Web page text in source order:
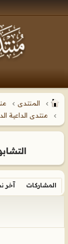
المنتدى
منتدى الداعية
المشاركات آخر